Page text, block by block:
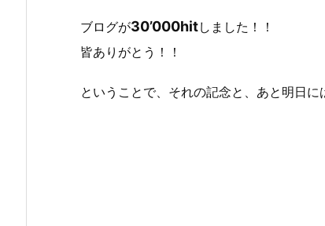
ブログが30’000hitしました！！
皆ありがとう！！
ということで、それの記念と、あと明日